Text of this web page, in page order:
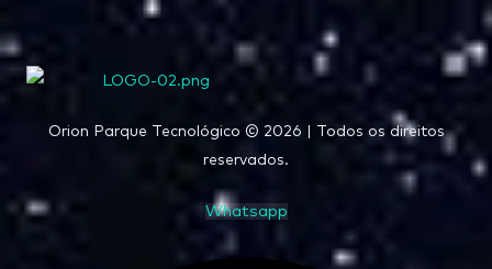
Orion Parque Tecnológico © 2026 | Todos os direitos
reservados.
Whatsapp